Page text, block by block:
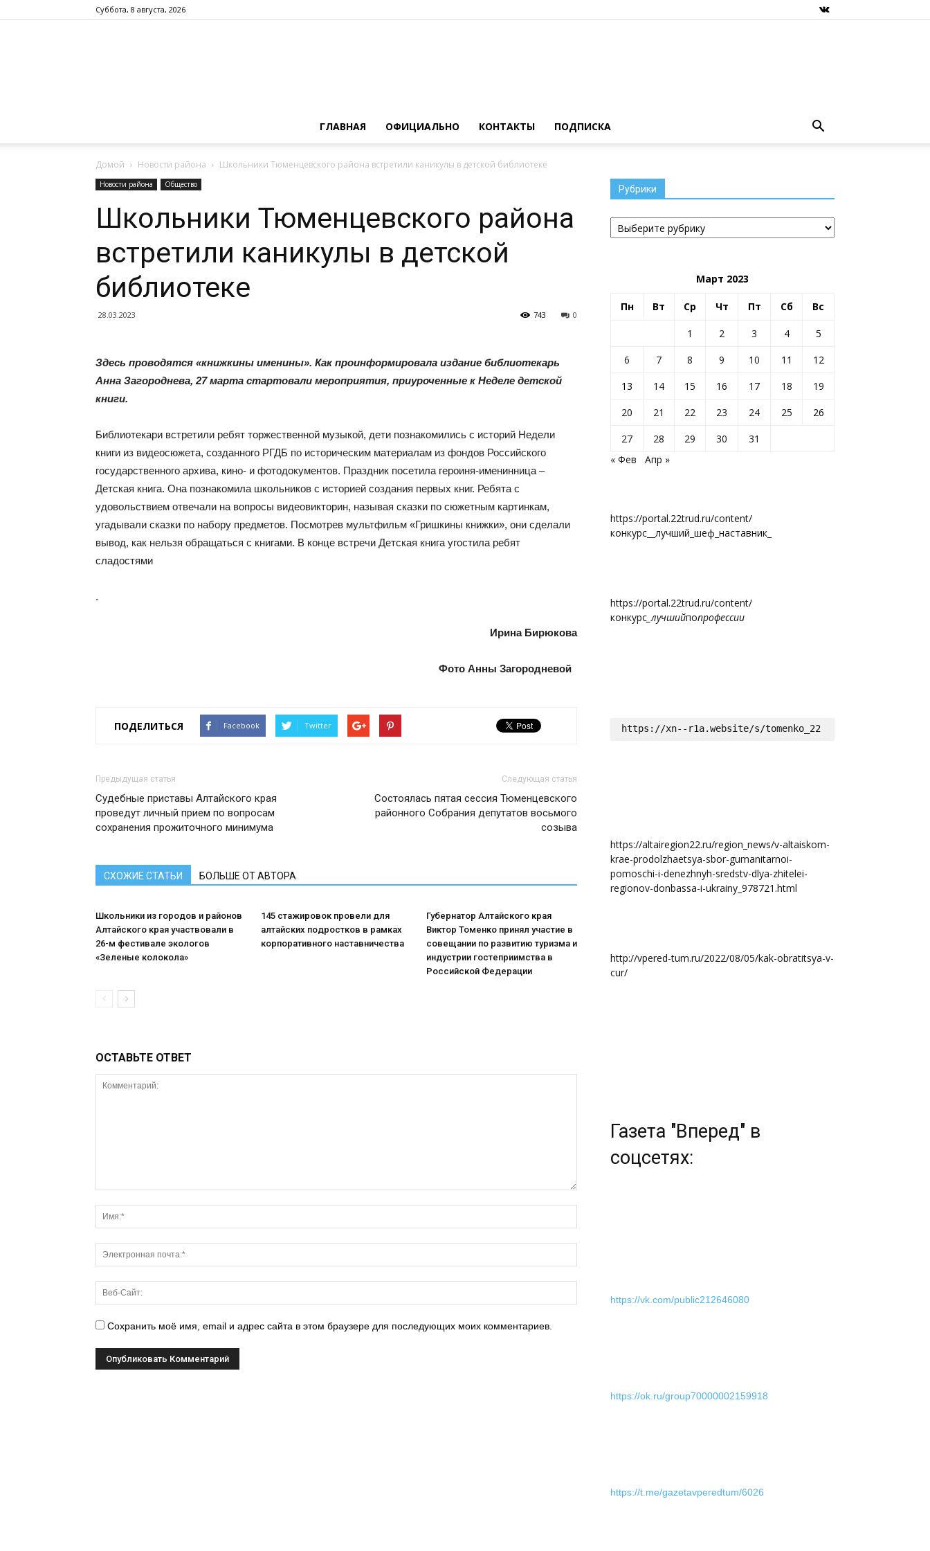
Суббота, 8 августа, 2026
«Вперед»
|
ГЛАВНАЯ ОФИЦИАЛЬНО КОНТАКТЫ ПОДПИСКА
Домой Новости района Школьники Тюменцевского района встретили каникулы в детской библиотеке
Новости района Общество
Школьники Тюменцевского района
встретили каникулы в детской
библиотеке
28.03.2023 0
743
Здесь проводятся «книжкины именины». Как проинформировала издание библиотекарь
Анна Загороднева, 27 марта стартовали мероприятия, приуроченные к Неделе детской
книги.
Библиотекари встретили ребят торжественной музыкой, дети познакомились с историй Недели
книги из видеосюжета, созданного РГДБ по историческим материалам из фондов Российского
государственного архива, кино- и фотодокументов. Праздник посетила героиня-именинница –
Детская книга. Она познакомила школьников с историей создания первых книг. Ребята с
удовольствием отвечали на вопросы видеовикторин, называя сказки по сюжетным картинкам,
угадывали сказки по набору предметов. Посмотрев мультфильм «Гришкины книжки», они сделали
вывод, как нельзя обращаться с книгами. В конце встречи Детская книга угостила ребят
сладостями
.
Ирина Бирюкова
Фото Анны Загородневой
ПОДЕЛИТЬСЯ Facebook Twitter
Предыдущая статья
Судебные приставы Алтайского края
проведут личный прием по вопросам
сохранения прожиточного минимума
Следующая статья
Состоялась пятая сессия Тюменцевского
районного Собрания депутатов восьмого
созыва
СХОЖИЕ СТАТЬИ БОЛЬШЕ ОТ АВТОРА
Школьники из городов и районов
Алтайского края участвовали в
26-м фестивале экологов
«Зеленые колокола»
145 стажировок провели для
алтайских подростков в рамках
корпоративного наставничества
Губернатор Алтайского края
Виктор Томенко принял участие в
совещании по развитию туризма и
индустрии гостеприимства в
Российской Федерации
ОСТАВЬТЕ ОТВЕТ
Сохранить моё имя, email и адрес сайта в этом браузере для последующих моих комментариев.
Рубрики
Рубрики
Март 2023
Пн Вт Ср Чт Пт Сб Вс
1 2 3 4
5
6
7 8 9 10 11
12
13
14 15 16 17 18
19
20
21 22 23 24 25
26
27
28 29 30
31
« Фев
Апр »
https://portal.22trud.ru/content/
конкурс__лучший_шеф_наставник_
https://portal.22trud.ru/content/
конкурс _лучшийпопрофессии
https://xn--r1a.website/s/tomenko_22
https://altairegion22.ru/region_news/v-altaiskom-
krae-prodolzhaetsya-sbor-gumanitarnoi-
pomoschi-i-denezhnyh-sredstv-dlya-zhitelei-
regionov-donbassa-i-ukrainy_978721.html
http://vpered-tum.ru/2022/08/05/kak-obratitsya-v-
cur/
Газета "Вперед" в
соцсетях:
https://vk.com/public212646080
https://ok.ru/group70000002159918
https://t.me/gazetavperedtum/6026